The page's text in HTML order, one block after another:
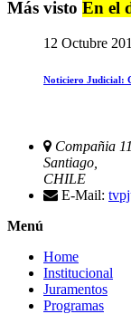
Más visto En el
12 Octubre
Noticiero Judicial:
Compañia
Santiago,
CHILE
E-Mail:
Menú
Home
Institucional
Juramentos
Programas